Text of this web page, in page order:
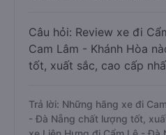
Câu hỏi: Review xe đi
Cam Lâm - Khánh Hòa
tốt, xuất sắc, cao cấp
Trả lời: Những hãng xe đi
- Đà Nẵng chất lượng tốt,